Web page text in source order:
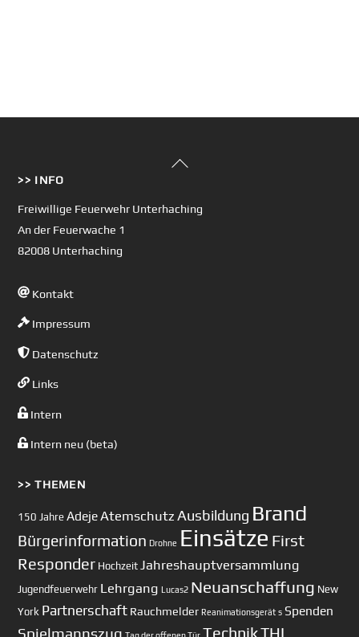
Back
>> INFO
Freiwillige Feuerwehr Unterhaching
An der Feuerwache 1
82008 Unterhaching
Kontakt
Impressum
Datenschutz
Links
Intern
Intern neu (beta)
>> THEMEN
150 Jahre AdejeAtemschutz Ausbildung Brand
Bürgerinformation Drohne Einsätze First
Responder Hochzeit Jahreshauptversammlung
Jugendfeuerwehr Lehrgang Lucas2 Neuanschaffung New
York Partnerschaft Rauchmelder Reanimationsgerät s Spenden
Spielmannszug TechnikTHL